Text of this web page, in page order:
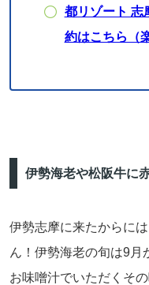
都リゾート 志
約はこちら（
伊勢海老や松阪牛に
伊勢志摩に来たからに
ん！伊勢海老の旬は9月
お味噌汁でいただくその